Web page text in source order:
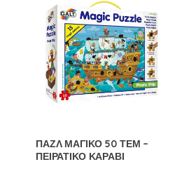
ΠΑΖΛ ΜΑΓΙΚΟ 50 ΤΕΜ –
ΠΕΙΡΑΤΙΚΟ ΚΑΡΑΒΙ